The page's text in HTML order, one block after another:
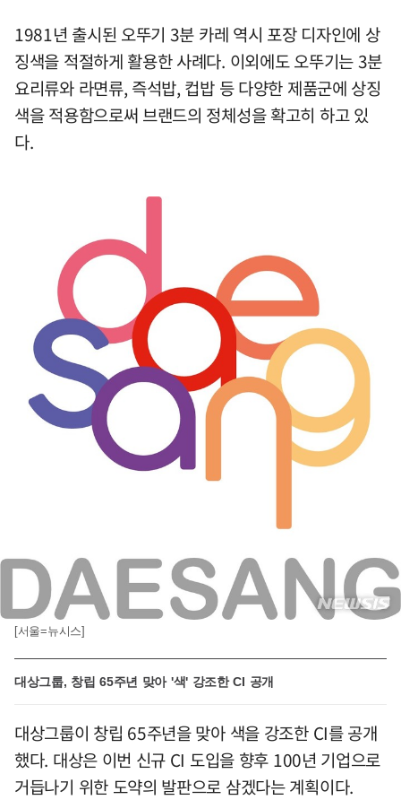
1981년 출시된 오뚜기 3분 카레 역시 포장 디자인에 상
징색을 적절하게 활용한 사례다. 이외에도 오뚜기는 3분
요리류와 라면류, 즉석밥, 컵밥 등 다양한 제품군에 상징
색을 적용함으로써 브랜드의 정체성을 확고히 하고 있
다.
[서울=뉴시스]
대상그룹, 창립 65주년 맞아 '색' 강조한 CI 공개
대상그룹이 창립 65주년을 맞아 색을 강조한 CI를 공개
했다. 대상은 이번 신규 CI 도입을 향후 100년 기업으로
거듭나기 위한 도약의 발판으로 삼겠다는 계획이다.